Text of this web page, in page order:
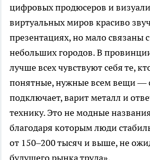
цифровых продюсеров и
виртуальных миров красиво
презентациях, но мало связаны
небольших городов. В
лучше всех чувствуют себя те,
понятные, нужные всем вещи —
подключает, варит металл и
технику. Это не модные
благодаря которым люди
от 150–200 тысяч и выше, не